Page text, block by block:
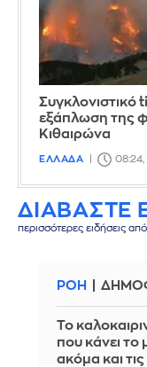
Συγκλονιστικό
εξάπλωση της
Κιθαιρώνα
ΕΛΛΑΔΑ
ΔΙΑΒΑΣΤΕ
περισσότερες ειδήσεις
ΡΟΗ
Το
που κάνει το
ακόμα και